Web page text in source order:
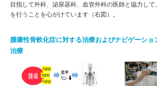
目指して外科、泌尿器科、血管外科の医師と協力し
を行うことを心がけています（右図）。
腫瘍性骨軟化症に対する治療およびナビゲーショ
治療